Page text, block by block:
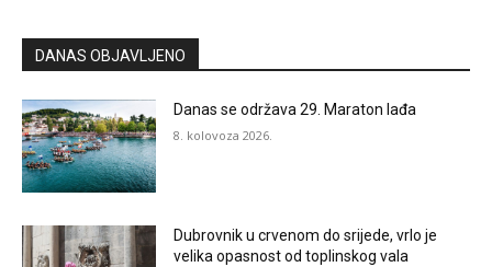
DANAS OBJAVLJENO
Danas se održava 29. Maraton lađa
8. kolovoza 2026.
Dubrovnik u crvenom do srijede, vrlo je
velika opasnost od toplinskog vala